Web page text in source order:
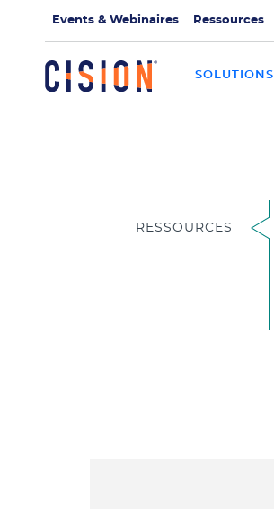
Events & Webinaires Ressources
SOLUTIONS
RESSOURCES